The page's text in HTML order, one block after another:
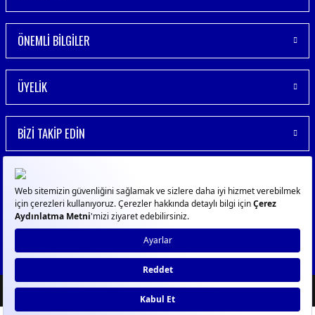
ÖNEMLİ BİLGİLER
ÜYELİK
BİZİ TAKİP EDİN
© 2023GPN- Tüm Hakları Saklıdır